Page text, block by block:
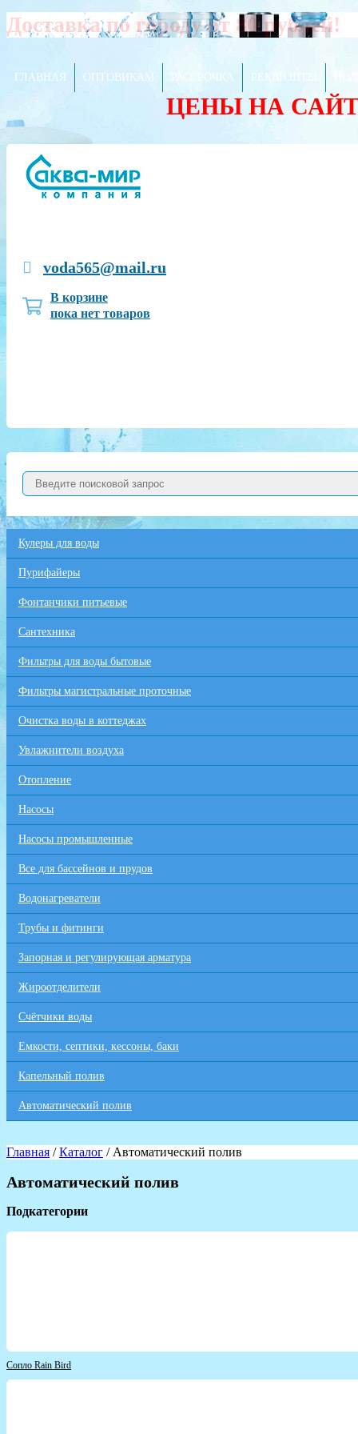
Доставка по городу от 80 рублей!
ГЛАВНАЯ ОПТОВИКАМ РАССРОЧКА РЕКВИЗИТЫ
ЦЕНЫ НА
voda565@mail.ru
В корзине
пока нет товаров
Кулеры для воды
Пурифайеры
Фонтанчики питьевые
Сантехника
Фильтры для воды бытовые
Фильтры магистральные проточные
Очистка воды в коттеджах
Увлажнители воздуха
Отопление
Насосы
Насосы промышленные
Все для бaссейнов и прудов
Водонагреватели
Трубы и фитинги
Запорная и регулирующая арматура
Жироотделители
Счётчики воды
Емкости, септики, кессоны, баки
Капельный полив
Автоматический полив
Главная /Каталог / Автоматический полив
Автоматический полив
Подкатегории
Сопло Rain Bird